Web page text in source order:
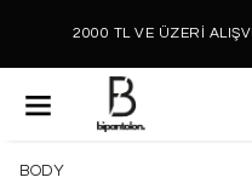
2000 TL VE ÜZERİ
BODY